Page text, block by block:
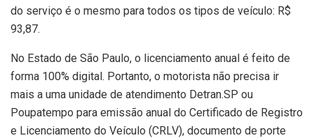
do serviço é o mesmo para todos os tipos de veículo: R$
93,87.
No Estado de São Paulo, o licenciamento anual é feito de
forma 100% digital. Portanto, o motorista não precisa ir
mais a uma unidade de atendimento Detran.SP ou
Poupatempo para emissão anual do Certificado de Registro
e Licenciamento do Veículo (CRLV), documento de porte